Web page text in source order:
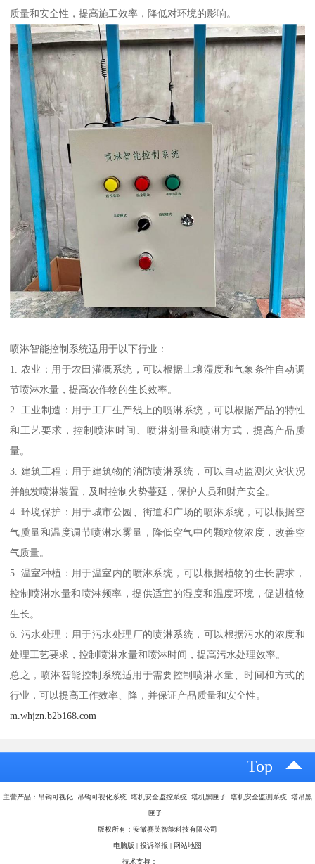
质量和安全性，提高施工效率，降低对环境的影响。
喷淋智能控制系统适用于以下行业：
1. 农业：用于农田灌溉系统，可以根据土壤湿度和气象条件自动调
节喷淋水量，提高农作物的生长效率。
2. 工业制造：用于工厂生产线上的喷淋系统，可以根据产品的特性
和工艺要求，控制喷淋时间、喷淋剂量和喷淋方式，提高产品质
量。
3. 建筑工程：用于建筑物的消防喷淋系统，可以自动监测火灾状况
并触发喷淋装置，及时控制火势蔓延，保护人员和财产安全。
4. 环境保护：用于城市公园、街道和广场的喷淋系统，可以根据空
气质量和温度调节喷淋水雾量，降低空气中的颗粒物浓度，改善空
气质量。
5. 温室种植：用于温室内的喷淋系统，可以根据植物的生长需求，
控制喷淋水量和喷淋频率，提供适宜的湿度和温度环境，促进植物
生长。
6. 污水处理：用于污水处理厂的喷淋系统，可以根据污水的浓度和
处理工艺要求，控制喷淋水量和喷淋时间，提高污水处理效率。
总之，喷淋智能控制系统适用于需要控制喷淋水量、时间和方式的
行业，可以提高工作效率、降，并保证产品质量和安全性。
m.whjzn.b2b168.com
Top
主营产品：吊钩可视化 吊钩可视化系统 塔机安全监控系统 塔机黑匣子 塔机安全监测系统 塔吊黑
匣子
版权所有：安徽赛芙智能科技有限公司
电脑版 | 投诉举报 | 网站地图
技术支持：